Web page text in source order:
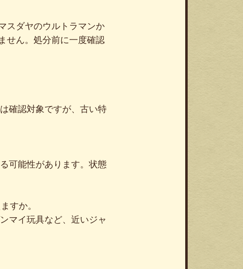
スダヤのウルトラマンか
せん。処分前に一度確認
確認対象ですが、古い特
可能性があります。状態
すか。
マイ玩具など、近いジャ